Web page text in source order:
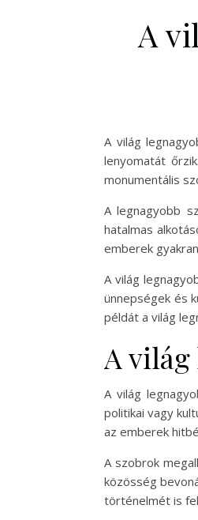
A
A világ
lenyomatát
monumentális
A legnagyobb
hatalmas
emberek
A világ
ünnepségek és
példát a világ
A
A világ
politikai vagy
az emberek
A szobrok
közösség
történelmét is